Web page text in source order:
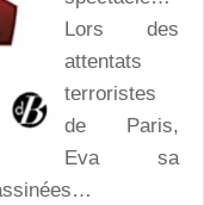
Lors des
attentats
terroristes
de Paris,
Eva sa